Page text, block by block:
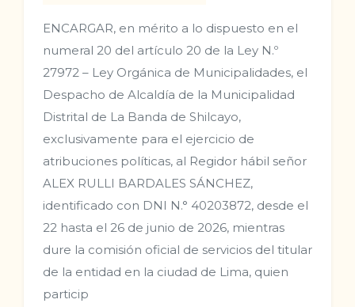
ENCARGAR, en mérito a lo dispuesto en el
numeral 20 del artículo 20 de la Ley N.º
27972 – Ley Orgánica de Municipalidades, el
Despacho de Alcaldía de la Municipalidad
Distrital de La Banda de Shilcayo,
exclusivamente para el ejercicio de
atribuciones políticas, al Regidor hábil señor
ALEX RULLI BARDALES SÁNCHEZ,
identificado con DNI N.° 40203872, desde el
22 hasta el 26 de junio de 2026, mientras
dure la comisión oficial de servicios del titular
de la entidad en la ciudad de Lima, quien
particip